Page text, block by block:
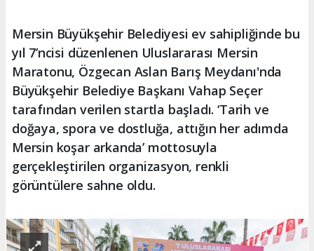
Mersin Büyükşehir Belediyesi ev sahipliğinde bu
yıl 7’ncisi düzenlenen Uluslararası Mersin
Maratonu, Özgecan Aslan Barış Meydanı'nda
Büyükşehir Belediye Başkanı Vahap Seçer
tarafından verilen startla başladı. ‘Tarih ve
doğaya, spora ve dostluğa, attığın her adımda
Mersin koşar arkanda’ mottosuyla
gerçekleştirilen organizasyon, renkli
görüntülere sahne oldu.